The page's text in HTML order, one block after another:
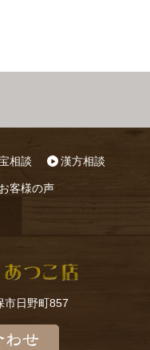
相談 漢方相談
お客様の声
市日野町857